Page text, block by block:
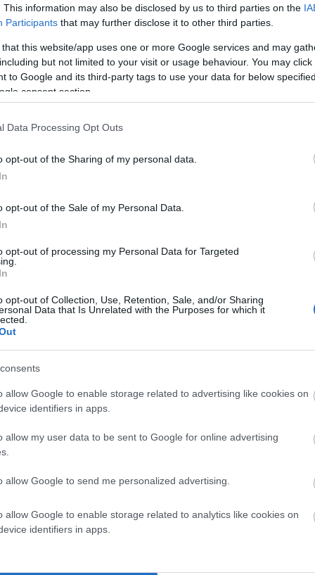
This information may also be disclosed by us to third parties on the
Participants that may further disclose it to other third parties.
that this website/app uses one or more Google services and may
but not limited to your visit or usage behaviour. You may
to Google and its third-party tags to use your data for below
consent section.
Data Processing Opt Outs
opt-out of the Sharing of my personal data.
opt-out of the Sale of my Personal Data.
opt-out of processing my Personal Data for Targeted
opt-out of Collection, Use, Retention, Sale, and/or Sharing
Data that Is Unrelated with the Purposes for which it
allow Google to enable storage related to advertising like cookies on
identifiers in apps.
allow my user data to be sent to Google for online advertising
allow Google to send me personalized advertising.
allow Google to enable storage related to analytics like cookies on
identifiers in apps.
ταχύπλοου Super Express και των δύο
Και δεν θα γίνει και η πρωινή επιστροφή
μέρα και ανάλογα με την εξέλιξη του
Όλοι όσοι προγραμματίζουν ταξίδι
κατά τόπους πρακτορεία και τις εταιρείες
πληροφορεί για τις καιρικές εξελίξεις και
σημειώνονται με